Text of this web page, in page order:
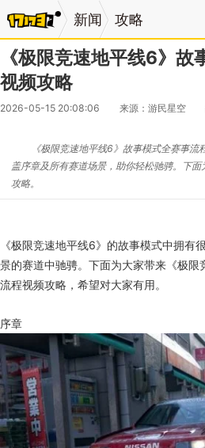
新闻 攻略
《极限竞速地平线6》故
视频攻略
2026-05-15 20:08:06 来源：游民星空
《极限竞速地平线6》故事模式全赛事
盖序章及所有赛道场景，助你轻松驰骋。下
攻略。
《极限竞速地平线6》的故事模式中拥有
景的赛道中驰骋。下面为大家带来《极
流程视频攻略，希望对大家有用。
序章